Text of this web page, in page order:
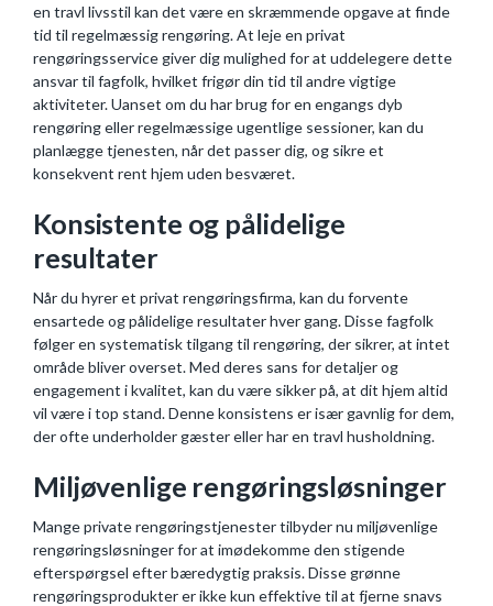
en travl livsstil kan det være en skræmmende opgave at finde
tid til regelmæssig rengøring. At leje en privat
rengøringsservice giver dig mulighed for at uddelegere dette
ansvar til fagfolk, hvilket frigør din tid til andre vigtige
aktiviteter. Uanset om du har brug for en engangs dyb
rengøring eller regelmæssige ugentlige sessioner, kan du
planlægge tjenesten, når det passer dig, og sikre et
konsekvent rent hjem uden besværet.
Konsistente og pålidelige
resultater
Når du hyrer et privat rengøringsfirma, kan du forvente
ensartede og pålidelige resultater hver gang. Disse fagfolk
følger en systematisk tilgang til rengøring, der sikrer, at intet
område bliver overset. Med deres sans for detaljer og
engagement i kvalitet, kan du være sikker på, at dit hjem altid
vil være i top stand. Denne konsistens er især gavnlig for dem,
der ofte underholder gæster eller har en travl husholdning.
Miljøvenlige rengøringsløsninger
Mange private rengøringstjenester tilbyder nu miljøvenlige
rengøringsløsninger for at imødekomme den stigende
efterspørgsel efter bæredygtig praksis. Disse grønne
rengøringsprodukter er ikke kun effektive til at fjerne snavs